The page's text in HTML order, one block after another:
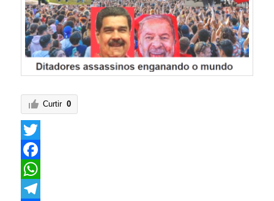
Curtir 0
Twitter
Facebook
WhatsApp